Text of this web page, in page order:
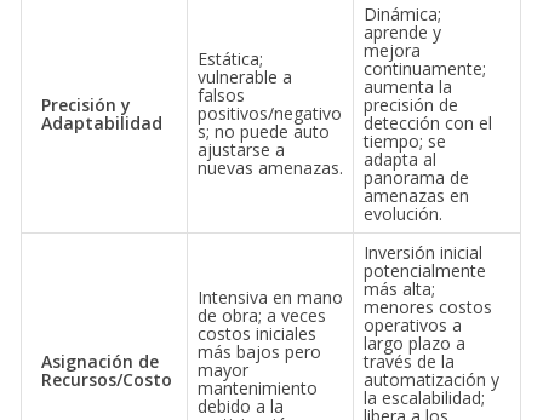
Precisión y
Adaptabilidad
Estática;
vulnerable a
falsos
positivos/negativo
s; no puede auto
ajustarse a
nuevas amenazas.
Dinámica;
aprende y
mejora
continuamente;
aumenta la
precisión de
detección con el
tiempo; se
adapta al
panorama de
amenazas en
evolución.
Asignación de
Recursos/Costo
Intensiva en mano
de obra; a veces
costos iniciales
más bajos pero
mayor
mantenimiento
debido a la
Inversión inicial
potencialmente
más alta;
menores costos
operativos a
largo plazo a
través de la
automatización y
la escalabilidad;
libera a los